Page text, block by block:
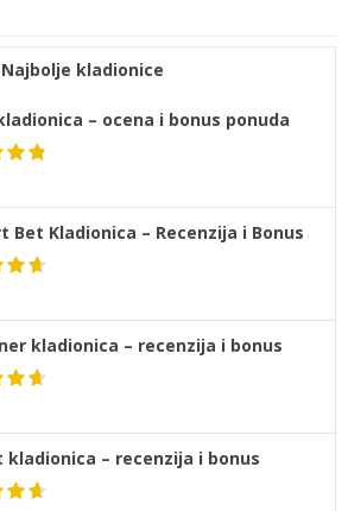
Najbolje kladionice
– ocena i bonus ponuda
Bet Kladionica – Recenzija i Bonus
kladionica – recenzija i bonus
kladionica – recenzija i bonus